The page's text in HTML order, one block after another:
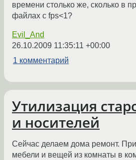
времени столько же, сколько в
файлах с fps<1?
Evil_And
26.10.2009 11:35:11 +00:00
1 комментарий
Утилизация
и носителей
Сейчас делаем дома ремонт.
мебели и вещей из комнаты в